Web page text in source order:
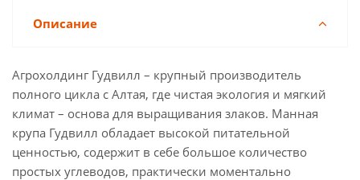
Описание
Агрохолдинг Гудвилл – крупный производитель
полного цикла с Алтая, где чистая экология и мягкий
климат – основа для выращивания злаков. Манная
крупа Гудвилл обладает высокой питательной
ценностью, содержит в себе большое количество
простых углеводов, практически моментально